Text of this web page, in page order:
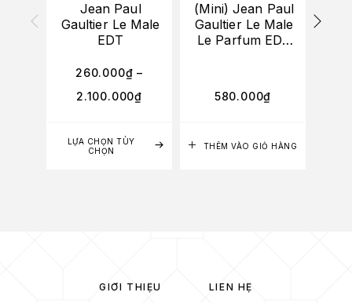
LỰA CHỌN TÙY
CHỌN
Jean Paul
Gaultier Le Male
EDT
260.000₫ –
2.100.000₫
THÊM VÀO GIỎ HÀNG
(Mini) Jean Paul
Gaultier Le Male
Le Parfum EDP
580.000₫
GIỚI THIỆU LIÊN HỆ